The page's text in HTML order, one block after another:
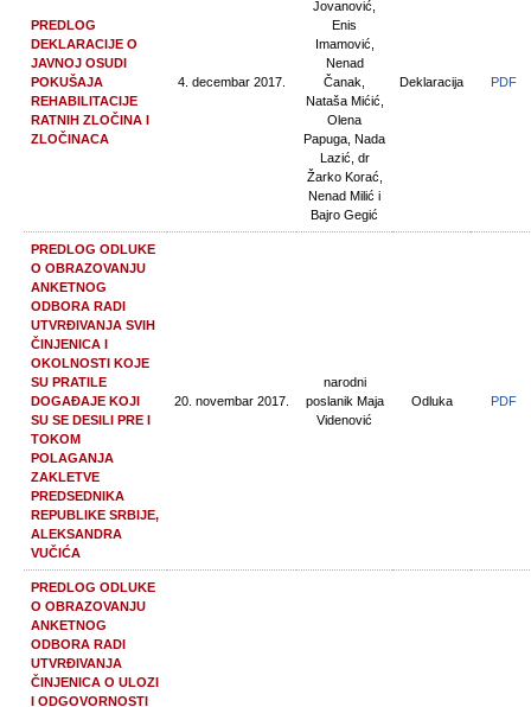
PREDLOG
DEKLARACIJE O
JAVNOJ OSUDI
POKUŠAJA
REHABILITACIJE
RATNIH ZLOČINA I
ZLOČINACA
4. decembar 2017.
Jovanović,
Enis
Imamović,
Nenad
Čanak,
Nataša Mićić,
Olena
Papuga, Nada
Lazić, dr
Žarko Korać,
Nenad Milić i
Bajro Gegić
Deklaracija PDF
PREDLOG ODLUKE
O OBRAZOVANJU
ANKETNOG
ODBORA RADI
UTVRĐIVANJA SVIH
ČINJENICA I
OKOLNOSTI KOJE
SU PRATILE
DOGAĐAJE KOJI
SU SE DESILI PRE I
TOKOM
POLAGANJA
ZAKLETVE
PREDSEDNIKA
REPUBLIKE SRBIJE,
ALEKSANDRA
VUČIĆA
20. novembar 2017.
narodni
poslanik Maja
Videnović
Odluka PDF
PREDLOG ODLUKE
O OBRAZOVANJU
ANKETNOG
ODBORA RADI
UTVRĐIVANJA
ČINJENICA O ULOZI
I ODGOVORNOSTI